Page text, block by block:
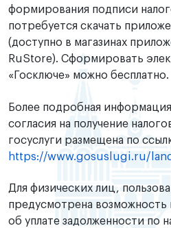
формирования подписи
потребуется скачать
(доступно в магазинах
RuStore). Сформировать
«Госключе» можно бесплатно.
Более подробная
согласия на получение
госуслуги размещена по
https://www.gosuslugi.ru/
Для физических лиц,
предусмотрена возможность
об уплате задолженности по